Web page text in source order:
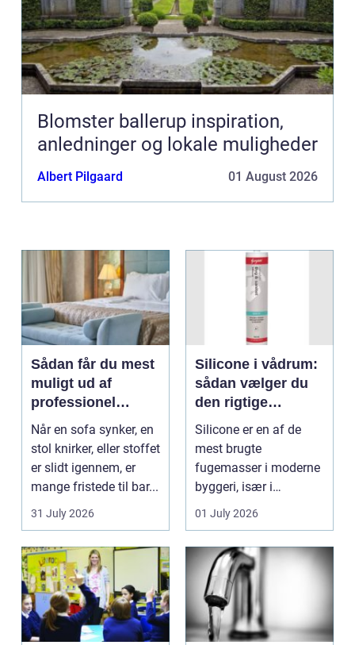
Blomster ballerup inspiration,
anledninger og lokale muligheder
Albert Pilgaard 01 August 2026
Sådan får du mest
muligt ud af
professionel
møbelpolstring
Når en sofa synker, en
stol knirker, eller stoffet
er slidt igennem, er
mange fristede til bar...
31 July 2026
Silicone i vådrum:
sådan vælger du
den rigtige
fugemasse
Silicone er en af de
mest brugte
fugemasser i moderne
byggeri, især i
badeværelser,
køkkener og andr...
01 July 2026